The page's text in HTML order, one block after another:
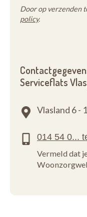
Door op verzenden
policy.
Serviceflats
Vlasland 6 -
Vermeld dat